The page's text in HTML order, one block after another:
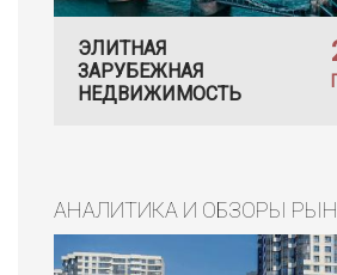
ЭЛИТНАЯ
ЗАРУБЕЖНАЯ
НЕДВИЖИМОСТЬ
АНАЛИТИКА И ОБЗОРЫ